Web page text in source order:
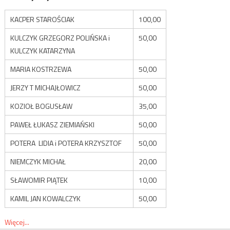
KACPER STAROŚCIAK
100,00
KULCZYK GRZEGORZ POLIŃSKA i
KULCZYK KATARZYNA
50,00
MARIA KOSTRZEWA
50,00
JERZY T MICHAJŁOWICZ
50,00
KOZIOŁ BOGUSŁAW
35,00
PAWEŁ ŁUKASZ ZIEMIAŃSKI
50,00
POTERA LIDIA i POTERA KRZYSZTOF
50,00
NIEMCZYK MICHAŁ
20,00
SŁAWOMIR PIĄTEK
10,00
KAMIL JAN KOWALCZYK
50,00
Więcej...